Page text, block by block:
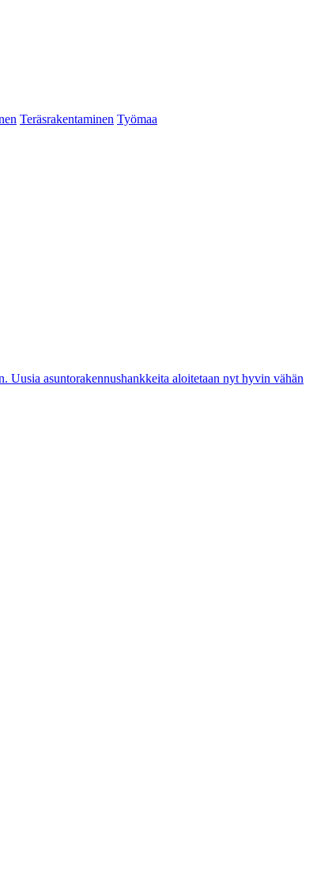
Teräsrakentaminen Työmaa
Uusia asuntorakennushankkeita aloitetaan nyt hyvin vähän